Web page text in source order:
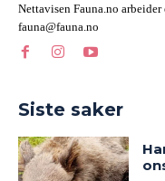
Nettavisen Fauna.no arbeider
fauna@fauna.no
Siste saker